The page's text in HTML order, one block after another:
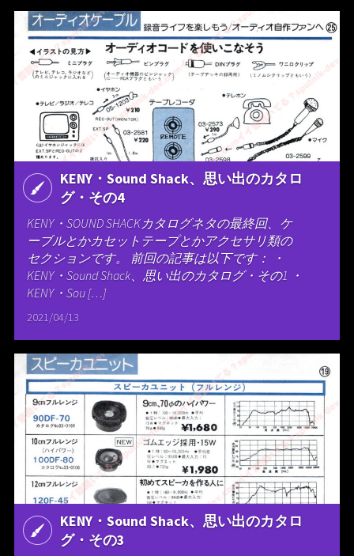
KENY・Sound Shack、思い出のカタロ
グ・その4
KENY・SOUND SHACKカタログネタの最終回、ケ
ーブルとかカセットテープとかアクセサリ類の
セクションです。 前回の記事は以下です： ・
KENY・Sound Shack、思い出のカタログ・その1 ・
KENY・Sou […]
2021/04/13
KENY・Sound Shack、思い出のカタロ
グ・その3